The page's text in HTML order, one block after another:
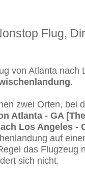
Flug,
von Atlanta nach
.
zwei Orten, bei
Atlanta - GA
Los Angeles -
auf
das Flugzeug
sich nicht.